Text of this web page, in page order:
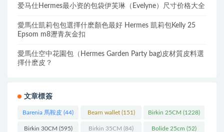
爱马仕Hermes最小资的包袋伊芙琳（Evelyne）尺寸价格大全
愛馬仕凱莉包包選擇什麽顏色最好 Hermes 凱莉包Kelly 25
Epsom m8瀝青灰金扣
愛馬仕空中花園包（Hermes Garden Party bag)皮材質皮料選
擇什麽皮？
文章標簽
Barenia 馬鞍皮 (44) Bearn wallet(151) Birkin 25CM (1228)
Birkin 30CM (595) Birkin 35CM (84) Bolide 25cm (52)